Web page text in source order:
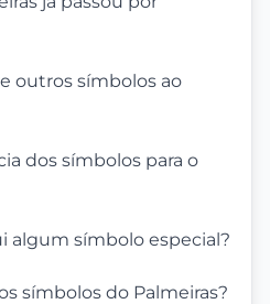
outros símbolos ao
dos símbolos para o
algum símbolo especial?
símbolos do Palmeiras?